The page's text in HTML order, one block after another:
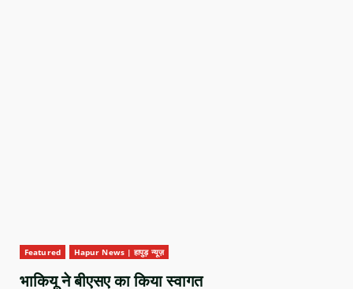
Featured Hapur News | हापुड़ न्यूज़
भाकियू ने बीएसए का किया स्वागत